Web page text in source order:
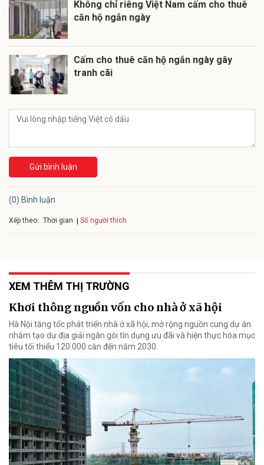
Không chỉ riêng Việt Nam cấm cho thuê
căn hộ ngắn ngày
Cấm cho thuê căn hộ ngắn ngày gây
tranh cãi
Gửi bình luận
(0) Bình luận
Xếp theo: Thời gian Số người thích
XEM THÊM THỊ TRƯỜNG
Khơi thông nguồn vốn cho nhà ở xã hội
Hà Nội tăng tốc phát triển nhà ở xã hội, mở rộng nguồn cung dự án
nhằm tạo dư địa giải ngân gói tín dụng ưu đãi và hiện thực hóa mục
tiêu tối thiểu 120.000 căn đến năm 2030.